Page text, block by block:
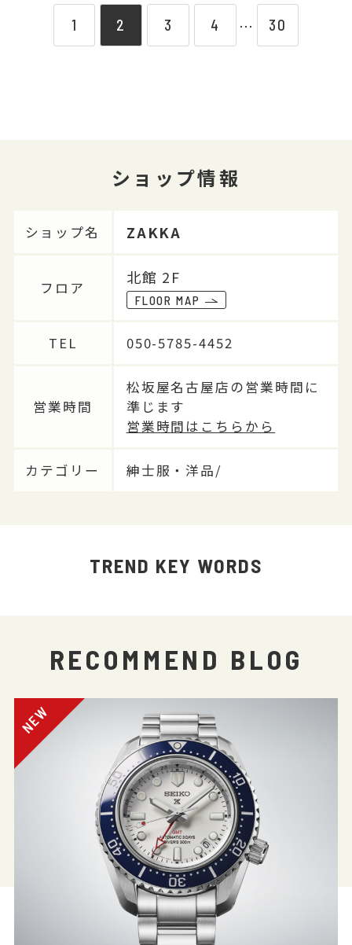
1 2 3 4 ⋯ 30
ショップ情報
ショップ名 ZAKKA
フロア
北館 2F
FLOOR MAP
TEL 050-5785-4452
営業時間
松坂屋名古屋店の営業時間に
準じます
営業時間はこちらから
カテゴリー 紳士服・洋品/
TREND KEY WORDS
RECOMMEND BLOG